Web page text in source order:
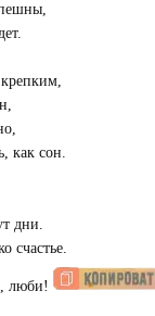
крепким,
как сон.
дни.
счастье.
люби!